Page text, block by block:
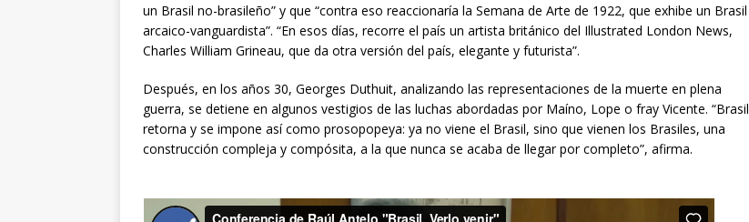
un Brasil no-brasileño” y que “contra eso reaccionaría la Semana de Arte de 1922, que exhibe un Brasil
arcaico-vanguardista”. “En esos días, recorre el país un artista británico del Illustrated London News,
Charles William Grineau, que da otra versión del país, elegante y futurista”.
Después, en los años 30, Georges Duthuit, analizando las representaciones de la muerte en plena
guerra, se detiene en algunos vestigios de las luchas abordadas por Maíno, Lope o fray Vicente. “Brasil
retorna y se impone así como prosopopeya: ya no viene el Brasil, sino que vienen los Brasiles, una
construcción compleja y compósita, a la que nunca se acaba de llegar por completo”, afirma.